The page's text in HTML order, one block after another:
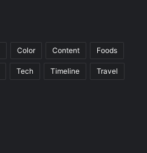
Color Content Foods
Tech Timeline Travel